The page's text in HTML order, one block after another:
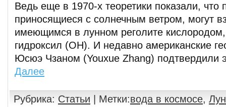
Ведь еще в 1970-х теоретики показали, что
приносящиеся с солнечным ветром, могут
имеющимся в лунном реголите
гидроксил (ОН). И недавно американские
Юсюэ Чзаном (Youxue Zhang) подтвердили
Далее
Рубрика: Статьи | Метки:вода в космосе,